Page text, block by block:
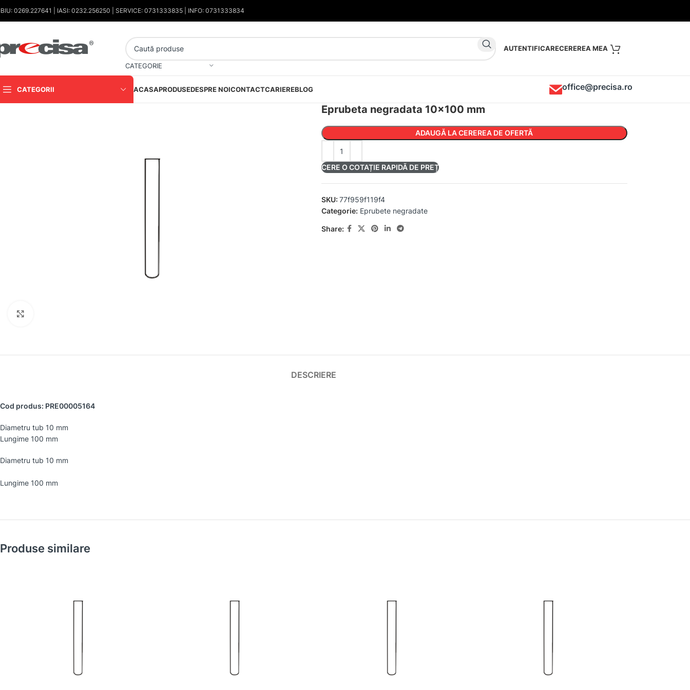
0269.227641 | IASI: 0232.256250 | SERVICE: 0731333835 | INFO: 0731333834
CATEGORIE
AUTENTIFICARE
CATEGORII ACASAPRODUSEDESPRE NOICONTACTCARIEREBLOG office@precisa.ro
Eprubeta negradata 10×100 mm
ADAUGĂ LA CEREREA DE OFERTĂ
CERE O COTAȚIE RAPIDĂ DE PREȚ
SKU: 77f959f119f4
Categorie: Eprubete negradate
Share:
DESCRIERE
Cod produs: PRE00005164
Diametru tub 10 mm
Lungime 100 mm
Diametru tub 10 mm
Lungime 100 mm
Produse similare